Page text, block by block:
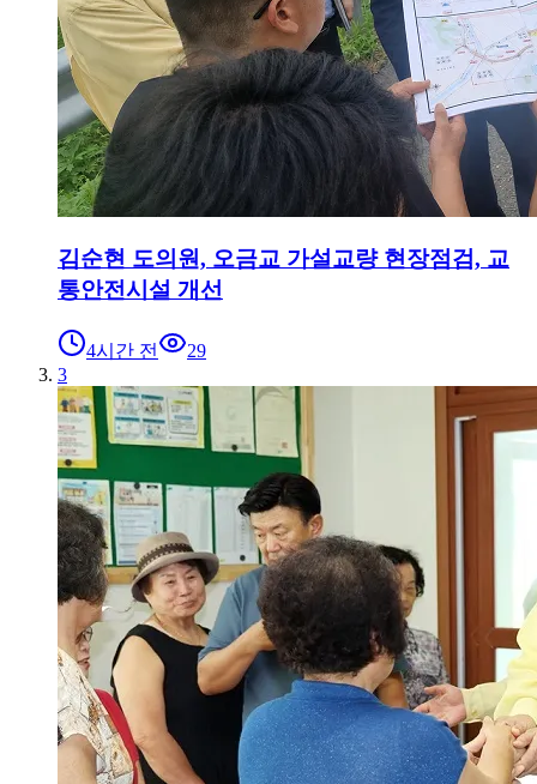
김순현 도의원, 오금교 가설교량 현장점검, 교
통안전시설 개선
4시간 전
29
3